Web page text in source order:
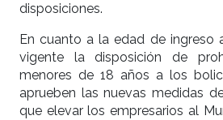
disposiciones.
En cuanto a la edad de ingreso
vigente la disposición de
menores de 18 años a los
aprueben las nuevas medidas
que elevar los empresarios al